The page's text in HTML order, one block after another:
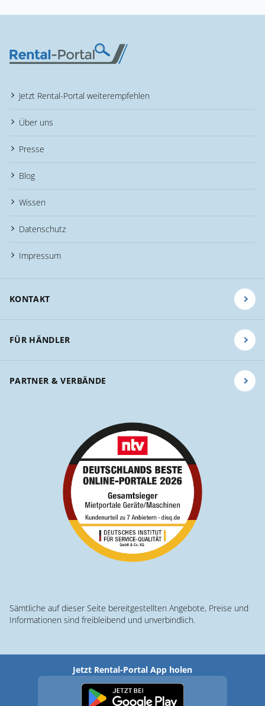
Jetzt Rental-Portal weiterempfehlen
Über uns
Presse
Blog
Wissen
Datenschutz
Impressum
KONTAKT
FÜR HÄNDLER
PARTNER & VERBÄNDE
Sämtliche auf dieser Seite bereitgestellten Angebote, Preise und
Informationen sind freibleibend und unverbindlich.
Jetzt Rental-Portal App holen